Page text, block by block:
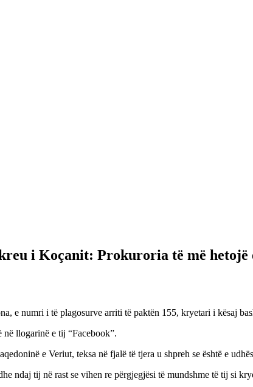
i Koçanit: Prokuroria të më hetojë
e numri i të plagosurve arriti të paktën 155, kryetari i kësaj
llogarinë e tij “Facebook”.
e Veriut, teksa në fjalë të tjera u shpreh se është e
ndaj tij në rast se vihen re përgjegjësi të mundshme të tij si